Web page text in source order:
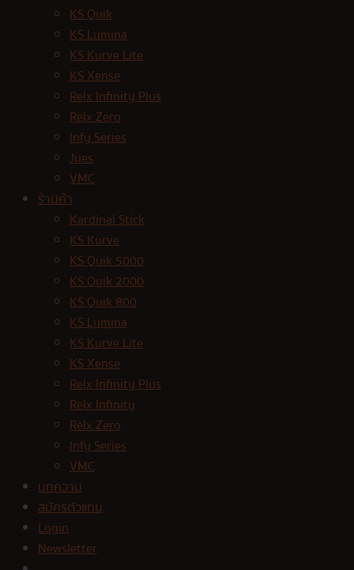
KS Quik
KS Lumina
KS Kurve Lite
KS Xense
Relx Infinity Plus
Relx Zero
Infy Series
Jues
VMC
ร้านค้า
Kardinal Stick
KS Kurve
KS Quik 5000
KS Quik 2000
KS Quik 800
KS Lumina
KS Kurve Lite
KS Xense
Relx Infinity Plus
Relx Infinity
Relx Zero
Infy Series
VMC
บทความ
สมัครตัวแทน
Login
Newsletter